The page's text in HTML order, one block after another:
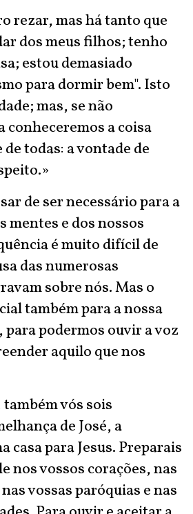
rezar, mas há tanto que
dos meus filhos; tenho
estou demasiado
para dormir bem". Isto
mas, se não
conheceremos a coisa
todas: a vontade de
de ser necessário para a
mentes e dos nossos
é muito difícil de
das numerosas
sobre nós. Mas o
também para a nossa
podermos ouvir a voz
aquilo que nos
vós sois
de José, a
casa para Jesus. Preparais
nos vossos corações, nas
vossas paróquias e nas